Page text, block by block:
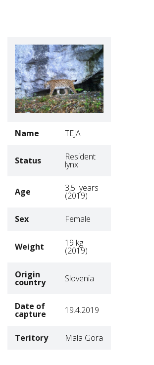
Name TEJA
Status Resident
lynx
Age 3,5 years
(2019)
Sex Female
Weight 19 kg
(2019)
Origin
country Slovenia
Date of
capture 19.4.2019
Teritory Mala Gora